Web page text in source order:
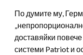
По думите му,
доставяйки
системи Patriot и